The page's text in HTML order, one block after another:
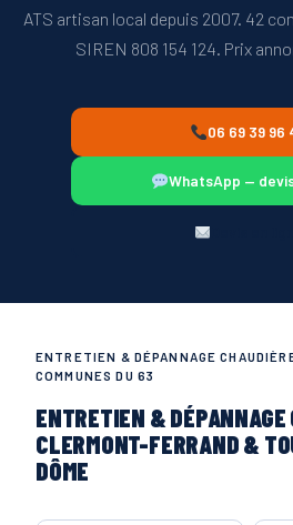
ATS artisan local depuis 2007. 42
SIREN 808 154 124. Prix
06 69 39 96
WhatsApp —
ENTRETIEN & DÉPANNAGE
COMMUNES DU 63
ENTRETIEN &
CLERMONT-FERRAND &
DÔME